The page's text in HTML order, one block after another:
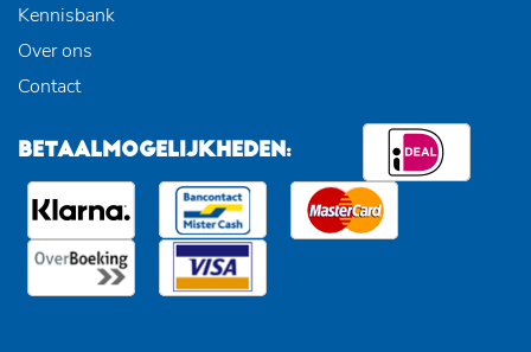
Kennisbank
Over ons
Contact
BETAALMOGELIJKHEDEN: